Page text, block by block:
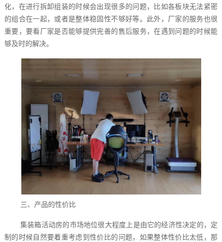
化，在进行拆卸组装的时候会出现很多的问题，比如各板块无法紧密
的组合在一起，或者是整体稳固性不够好等。此外，厂家的服务也很
重要，要看厂家是否能够提供完善的售后服务，在遇到问题的时候能
够及时的解决。
三、产品的性价比
集装箱活动房的市场地位很大程度上是由它的经济性决定的，定
制的时候自然要着重考虑到性价比的问题，如果整体性价比太低，那